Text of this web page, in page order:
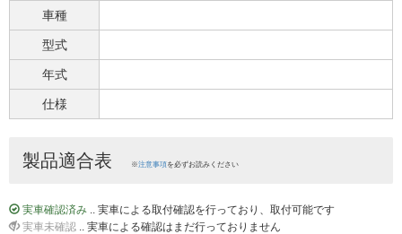
車種
型式
年式
仕様
製品適合表 ※注意事項を必ずお読みください
実車確認済み .. 実車による取付確認を行っており、取付可能です
実車未確認 .. 実車による確認はまだ行っておりません